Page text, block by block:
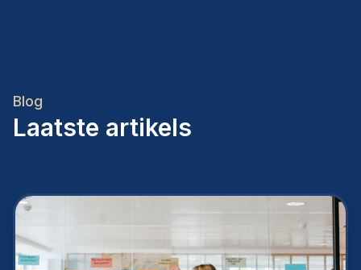
Blog
Laatste artikels